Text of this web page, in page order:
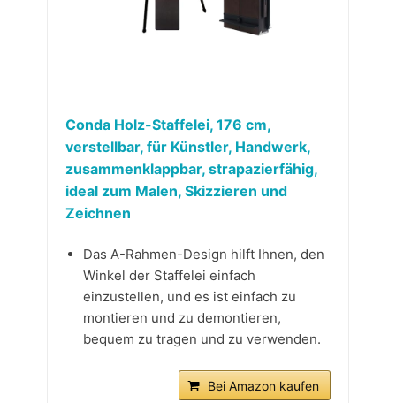
Conda Holz-Staffelei, 176 cm,
verstellbar, für Künstler, Handwerk,
zusammenklappbar, strapazierfähig,
ideal zum Malen, Skizzieren und
Zeichnen
Das A-Rahmen-Design hilft Ihnen, den
Winkel der Staffelei einfach
einzustellen, und es ist einfach zu
montieren und zu demontieren,
bequem zu tragen und zu verwenden.
Bei Amazon kaufen